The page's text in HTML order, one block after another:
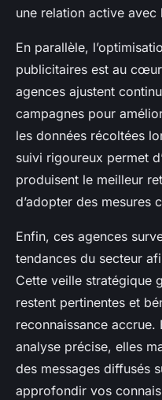
une relation active avec
En parallèle,
publicitaires est au
agences ajustent
campagnes pour
les données récoltées
suivi rigoureux permet
produisent le meilleur
d’adopter des mesures
Enfin, ces agences
tendances du secteur
Cette veille stratégique
restent pertinentes et
reconnaissance
analyse précise, elles
des messages diffusés
approfondir vos